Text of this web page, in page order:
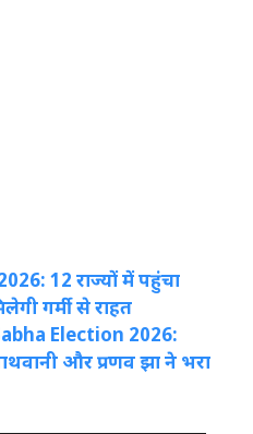
12 राज्यों में पहुंचा
गर्मी से राहत
Election 2026:
और प्रणव झा ने भरा